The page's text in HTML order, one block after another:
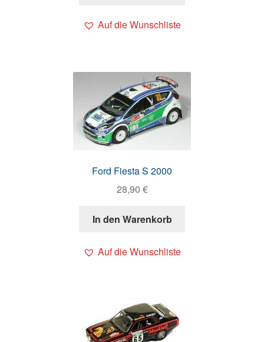
Auf die Wunschliste
Ford Fiesta S 2000
28,90 €
In den Warenkorb
Auf die Wunschliste